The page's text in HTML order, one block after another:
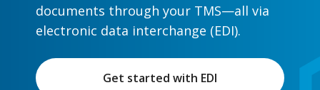
documents through your TMS—all via
electronic data interchange (EDI).
Get started with EDI